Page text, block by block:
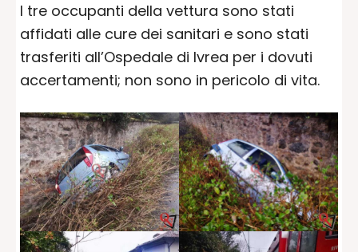
I tre occupanti della vettura sono stati
affidati alle cure dei sanitari e sono stati
trasferiti all’Ospedale di Ivrea per i dovuti
accertamenti; non sono in pericolo di vita.